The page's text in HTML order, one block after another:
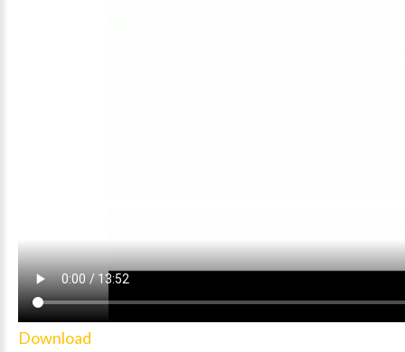
Download